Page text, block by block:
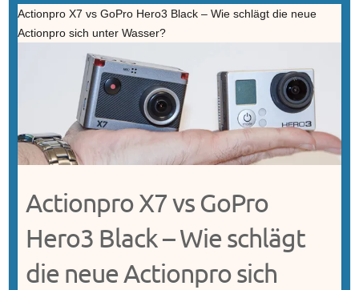
Actionpro X7 vs GoPro Hero3 Black – Wie schlägt die neue
Actionpro sich unter Wasser?
Actionpro X7 vs GoPro
Hero3 Black – Wie schlägt
die neue Actionpro sich